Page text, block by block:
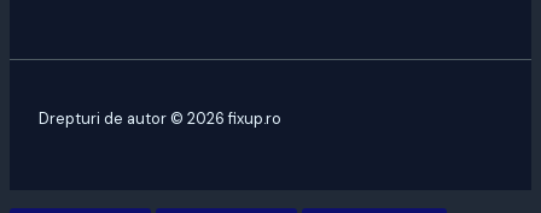
Drepturi de autor © 2026 fixup.ro